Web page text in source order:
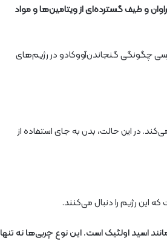
و طیف گسترده‌ای از ویتامین‌ها و مواد
چگونگی گنجاندن‌آووکادو در رژیم‌های
در این حالت، بدن به جای استفاده از
این رژیم را دنبال می‌کنند.
اسید اولئیک است. این نوع چربی‌ها نه تنها